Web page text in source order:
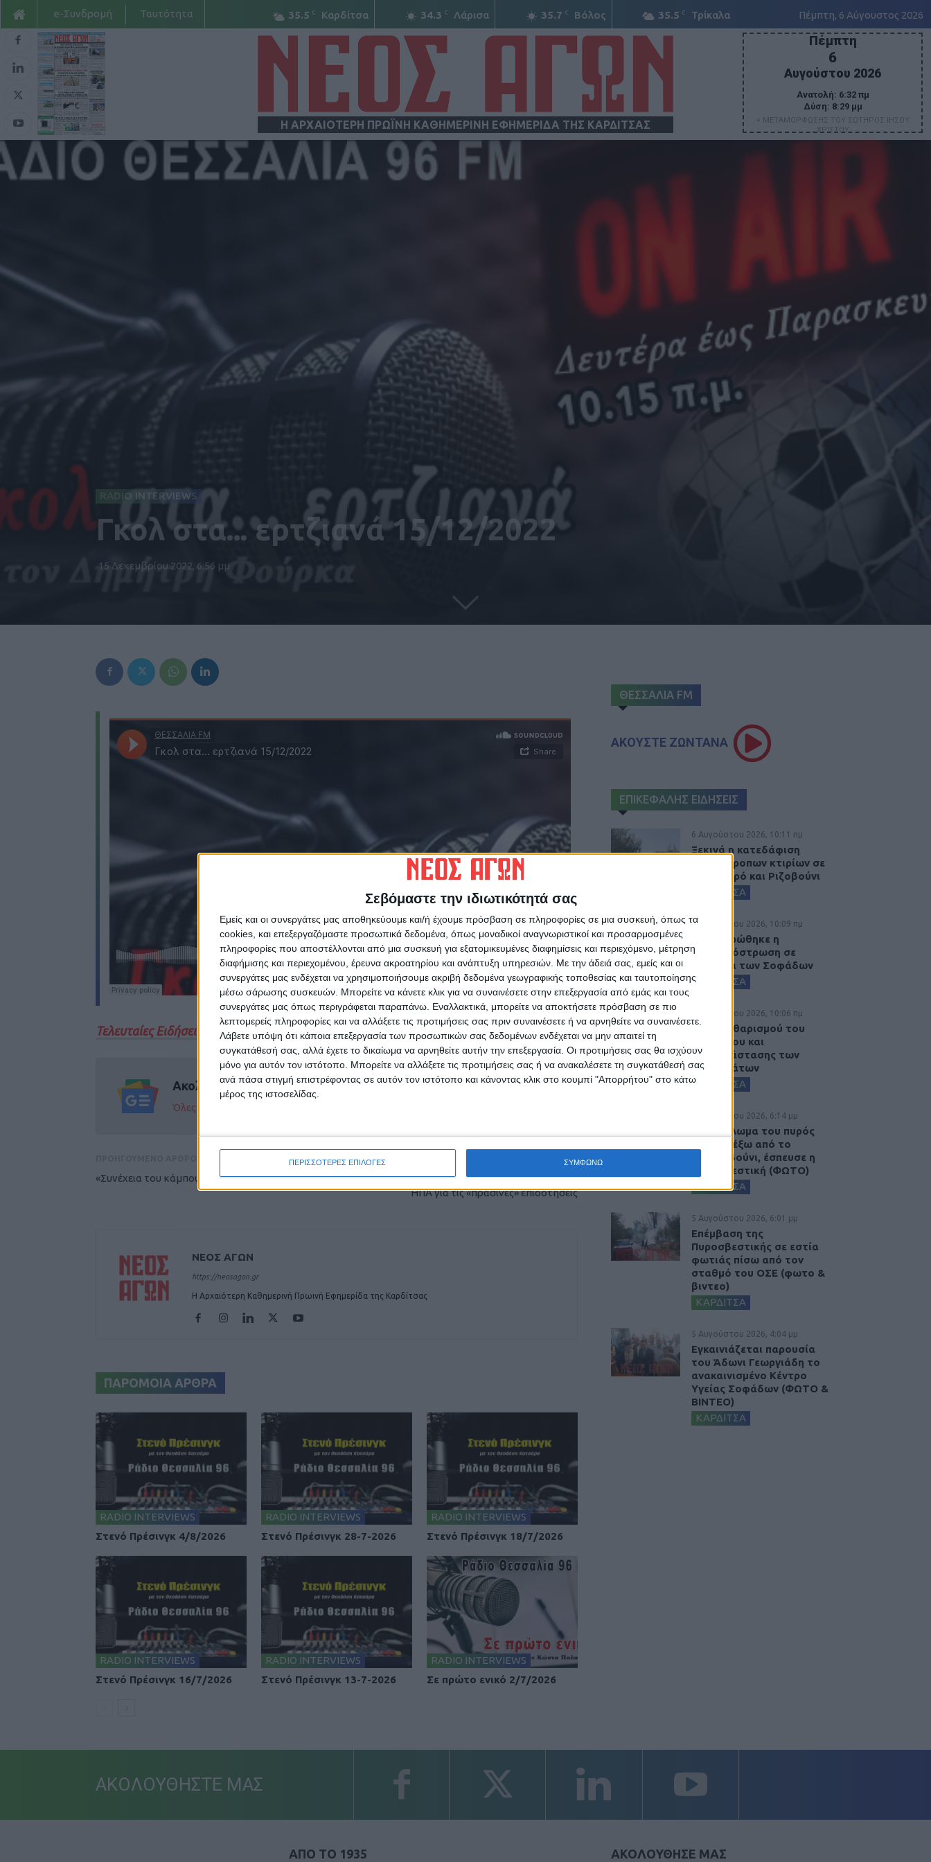
Σεβόμαστε την ιδιωτικότητά σας
Εμείς και οι συνεργάτες μας αποθηκεύουμε και/ή έχουμε πρόσβαση σε πληροφορίες σε μια συσκευή, όπως τα
cookies, και επεξεργαζόμαστε προσωπικά δεδομένα, όπως μοναδικοί αναγνωριστικοί και προσαρμοσμένες
πληροφορίες που αποστέλλονται από μια συσκευή για εξατομικευμένες διαφημίσεις και περιεχόμενο, μέτρηση
διαφήμισης και περιεχομένου, έρευνα ακροατηρίου και ανάπτυξη υπηρεσιών. Με την άδειά σας, εμείς και οι
συνεργάτες μας ενδέχεται να χρησιμοποιήσουμε ακριβή δεδομένα γεωγραφικής τοποθεσίας και ταυτοποίησης
μέσω σάρωσης συσκευών. Μπορείτε να κάνετε κλικ για να συναινέσετε στην επεξεργασία από εμάς και τους
συνεργάτες μας όπως περιγράφεται παραπάνω. Εναλλακτικά, μπορείτε να αποκτήσετε πρόσβαση σε πιο
λεπτομερείς πληροφορίες και να αλλάξετε τις προτιμήσεις σας πριν συναινέσετε ή να αρνηθείτε να συναινέσετε.
Λάβετε υπόψη ότι κάποια επεξεργασία των προσωπικών σας δεδομένων ενδέχεται να μην απαιτεί τη
συγκατάθεσή σας, αλλά έχετε το δικαίωμα να αρνηθείτε αυτήν την επεξεργασία. Οι προτιμήσεις σας θα ισχύουν
μόνο για αυτόν τον ιστότοπο. Μπορείτε να αλλάξετε τις προτιμήσεις σας ή να ανακαλέσετε τη συγκατάθεσή σας
ανά πάσα στιγμή επιστρέφοντας σε αυτόν τον ιστότοπο και κάνοντας κλικ στο κουμπί "Απορρήτου" στο κάτω
μέρος της ιστοσελίδας.
ΠΕΡΙΣΣΟΤΕΡΕΣ ΕΠΙΛΟΓΕΣ ΣΥΜΦΩΝΩ
35.5 C Καρδίτσα 34.3 C Λάρισα 35.7 C Βόλος 35.5 C Τρίκαλα Πέμπτη, 6 Αύγουστος 2026
e-Συνδρομή Ταυτότητα
Η ΑΡΧΑΙΟΤΕΡΗ ΠΡΩΪΝΗ ΚΑΘΗΜΕΡΙΝΗ ΕΦΗΜΕΡΙΔΑ ΤΗΣ ΚΑΡΔΙΤΣΑΣ
Πέμπτη
6
Αυγούστου 2026
Ανατολή: 6:32 πμ
Δύση: 8:29 μμ
+ ΜΕΤΑΜΟΡΦΩΣΗΣ ΤΟΥ ΣΩΤΗΡΟΣ ΙΗΣΟΥ
ΧΡΙΣΤΟΥ
RADIO INTERVIEWS
Γκολ στα... ερτζιανά 15/12/2022
15 Δεκεμβρίου 2022, 6:56 μμ
Τελευταίες Ειδήσεις Σήμερα
Ακολούθησε την εφημερίδα ΝΕΟΣ ΑΓΩΝ στο Google News!
Όλες οι εξελίξεις στην περιοχή της Καρδίτσας και ευρύτερα της Θεσσαλίας
«Συνέχεια του κάμπου της Καρδίτσας»
ΕΠΟΜΕΝΟ ΑΡΘΡΟ
Σύνοδος Κορυφής: Ο ακήρυκτος πόλεμος ΕΕ-
ΗΠΑ για τις «πράσινες» επιδοτήσεις
ΝΕΟΣ ΑΓΩΝ
https://neosagon.gr
Η Αρχαιότερη Καθημερινή Πρωινή Εφημερίδα της Καρδίτσας
ΠΑΡΟΜΟΙΑ ΑΡΘΡΑ
RADIO INTERVIEWS
Στενό Πρέσινγκ 4/8/2026
RADIO INTERVIEWS
Στενό Πρέσινγκ 28-7-2026
RADIO INTERVIEWS
Στενό Πρέσινγκ 18/7/2026
RADIO INTERVIEWS
Στενό Πρέσινγκ 16/7/2026
RADIO INTERVIEWS
Στενό Πρέσινγκ 13-7-2026
RADIO INTERVIEWS
Σε πρώτο ενικό 2/7/2026
ΘΕΣΣΑΛΙΑ FM
ΑΚΟΥΣΤΕ ΖΩΝΤΑΝΑ
ΕΠΙΚΕΦΑΛΗΣ ΕΙΔΗΣΕΙΣ
6 Αυγούστου 2026, 10:11 πμ
Ξεκινά η κατεδάφιση
ετοιμόρροπων κτιρίων σε
Αγναντερό και Ριζοβούνι
ΚΑΡΔΙΤΣΑ
6 Αυγούστου 2026, 10:09 πμ
Ολοκληρώθηκε η
ασφαλτόστρωση σε
τμήματα των Σοφάδων
ΚΑΡΔΙΤΣΑ
6 Αυγούστου 2026, 10:06 πμ
Έργο καθαρισμού του
Ρογόζινου και
αποκατάστασης των
αναχωμάτων
ΚΑΡΔΙΤΣΑ
5 Αυγούστου 2026, 6:14 μμ
Παρανάλωμα του πυρός
έγινε ΙΧ έξω από το
Μορφοβούνι, έσπευσε η
Πυροσβεστική (ΦΩΤΟ)
ΚΑΡΔΙΤΣΑ
5 Αυγούστου 2026, 6:01 μμ
Επέμβαση της
Πυροσβεστικής σε εστία
φωτιάς πίσω από τον
σταθμό του ΟΣΕ (φωτο &
βιντεο)
ΚΑΡΔΙΤΣΑ
5 Αυγούστου 2026, 4:04 μμ
Εγκαινιάζεται παρουσία
του Άδωνι Γεωργιάδη το
ανακαινισμένο Κέντρο
Υγείας Σοφάδων (ΦΩΤΟ &
ΒΙΝΤΕΟ)
ΚΑΡΔΙΤΣΑ
ΑΚΟΛΟΥΘΗΣΤΕ ΜΑΣ
ΑΠΟ ΤΟ 1935 ΑΚΟΛΟΥΘΗΣΕ ΜΑΣ